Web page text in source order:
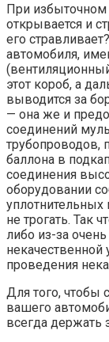
При
открывается и
его
автомобиля,
этот короб, а
выводится за
— она же и
соединений
трубопроводов,
баллона в
соединения
оборудовании
уплотнительных
не трогать. Так
либо из-за
некачественной
проведения
Для того, чтобы
вашего
всегда держать